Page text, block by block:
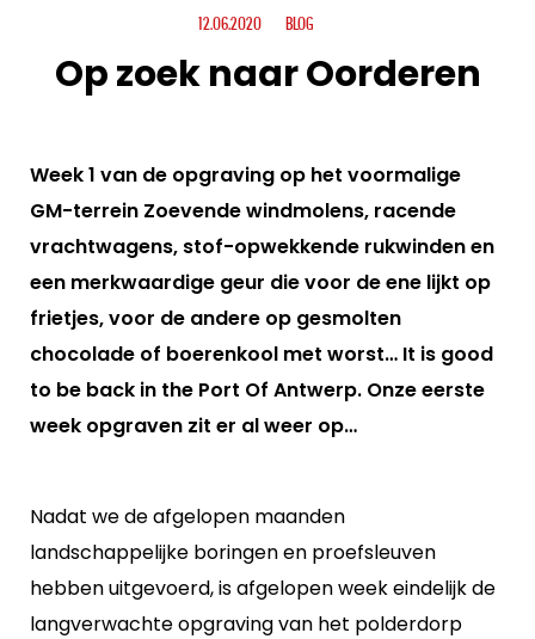
12.06.2020 BLOG
Op zoek naar Oorderen
Week 1 van de opgraving op het voormalige
GM-terrein Zoevende windmolens, racende
vrachtwagens, stof-opwekkende rukwinden en
een merkwaardige geur die voor de ene lijkt op
frietjes, voor de andere op gesmolten
chocolade of boerenkool met worst… It is good
to be back in the Port Of Antwerp. Onze eerste
week opgraven zit er al weer op…
Nadat we de afgelopen maanden
landschappelijke boringen en proefsleuven
hebben uitgevoerd, is afgelopen week eindelijk de
langverwachte opgraving van het polderdorp